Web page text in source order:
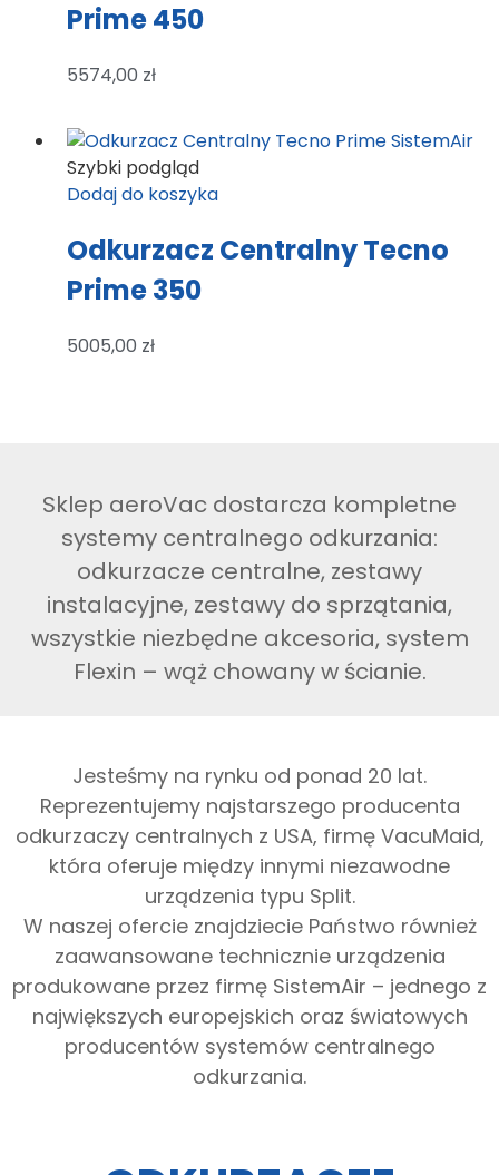
Prime 450
5574,00 zł
Szybki podgląd
Dodaj do koszyka
Odkurzacz Centralny Tecno
Prime 350
5005,00 zł
Sklep aeroVac dostarcza kompletne
systemy centralnego odkurzania:
odkurzacze centralne, zestawy
instalacyjne, zestawy do sprzątania,
wszystkie niezbędne akcesoria, system
Flexin – wąż chowany w ścianie.
Jesteśmy na rynku od ponad 20 lat.
Reprezentujemy najstarszego producenta
odkurzaczy centralnych z USA, firmę VacuMaid,
która oferuje między innymi niezawodne
urządzenia typu Split.
W naszej ofercie znajdziecie Państwo również
zaawansowane technicznie urządzenia
produkowane przez firmę SistemAir – jednego z
największych europejskich oraz światowych
producentów systemów centralnego
odkurzania.